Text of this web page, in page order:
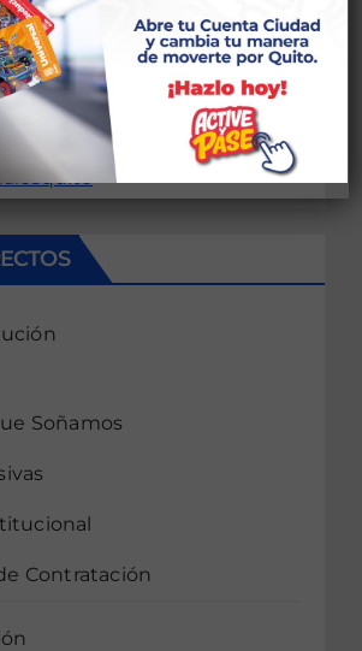
estar conectado
Soñamos
Contratación